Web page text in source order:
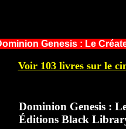
Genesis : Le
Voir 103 livres sur le
Dominion Genesis :
Éditions Black